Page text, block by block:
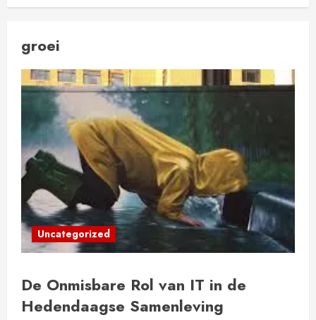
groei
Uncategorized
De Onmisbare Rol van IT in de
Hedendaagse Samenleving